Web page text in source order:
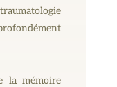
la mémoire